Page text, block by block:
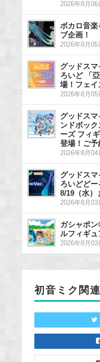
2026年8月06
ボカロ音楽
ブ企画！
2026年8月05
グッドス
ろいど 「
場！フェイ
2026年8月05
グッドス
ンドボッ
ーズ フィ
登場！ご予
2026年8月04
グッドス
ろいどど
8/19（水）
2026年8月03
ガシャポ
ルフィギュ
2026年8月03
初音ミク関